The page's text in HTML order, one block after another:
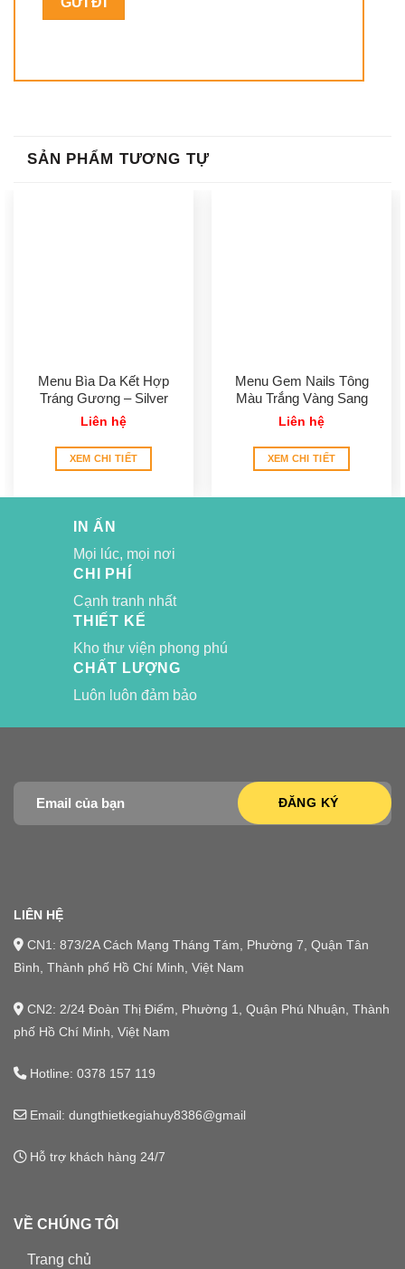
SẢN PHẨM TƯƠNG TỰ
Menu Bìa Da Kết Hợp
Tráng Gương – Silver
Lake Nails
Liên hệ
XEM CHI TIẾT
Menu Gem Nails Tông
Màu Trắng Vàng Sang
Trọng
Liên hệ
XEM CHI TIẾT
IN ẤN
Mọi lúc, mọi nơi
CHI PHÍ
Cạnh tranh nhất
THIẾT KẾ
Kho thư viện phong phú
CHẤT LƯỢNG
Luôn luôn đảm bảo
LIÊN HỆ
CN1: 873/2A Cách Mạng Tháng Tám, Phường 7, Quận Tân
Bình, Thành phố Hồ Chí Minh, Việt Nam
CN2: 2/24 Đoàn Thị Điểm, Phường 1, Quận Phú Nhuận, Thành
phố Hồ Chí Minh, Việt Nam
Hotline: 0378 157 119
Email: dungthietkegiahuy8386@gmail
Hỗ trợ khách hàng 24/7
VỀ CHÚNG TÔI
Trang chủ